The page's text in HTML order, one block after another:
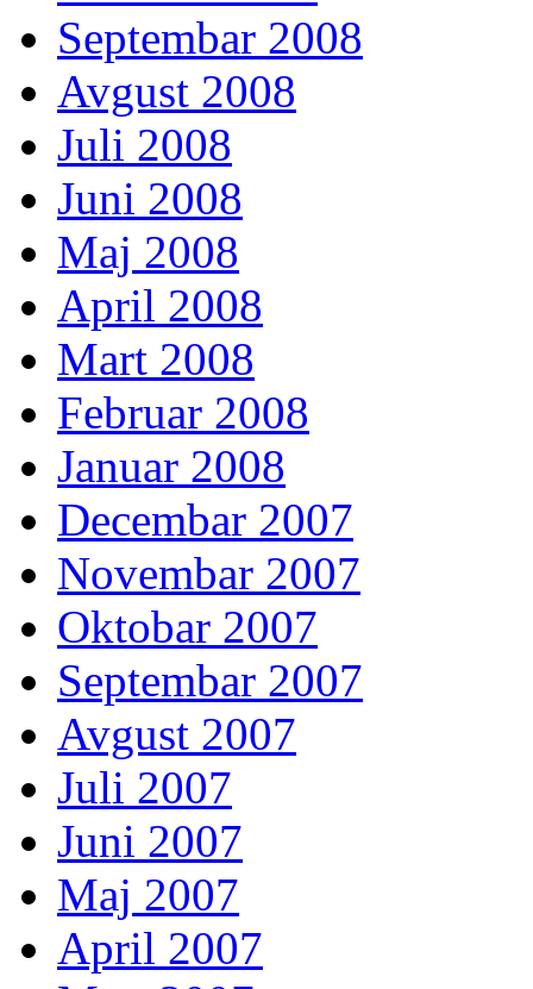
Septembar 2008
Avgust 2008
Juli 2008
Juni 2008
Maj 2008
April 2008
Mart 2008
Februar 2008
Januar 2008
Decembar 2007
Novembar 2007
Oktobar 2007
Septembar 2007
Avgust 2007
Juli 2007
Juni 2007
Maj 2007
April 2007